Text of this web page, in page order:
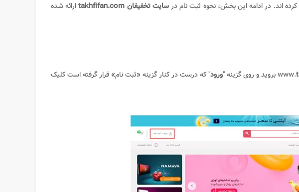
کرده اند. در ادامه این بخش، نحوه ثبت نام درسایت تخفیفان takhfifan.com
ارائه شده
بروید و روی گزینه "ورود" که درست در کنار گزینه «ثبت نام» قرار گرفته است کلیک